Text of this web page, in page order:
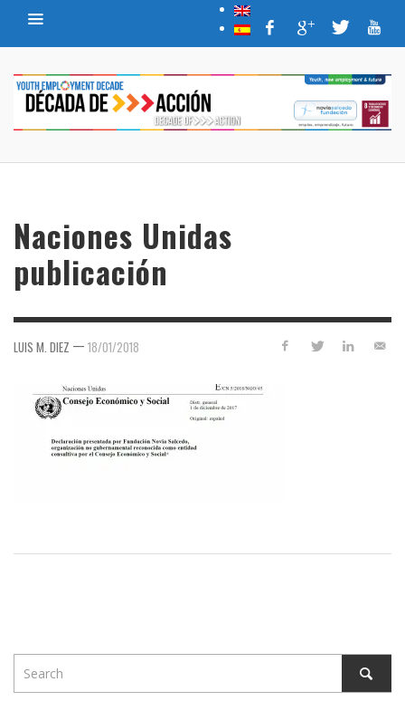
Naciones Unidas
publicación
LUIS M. DIEZ — 18/01/2018